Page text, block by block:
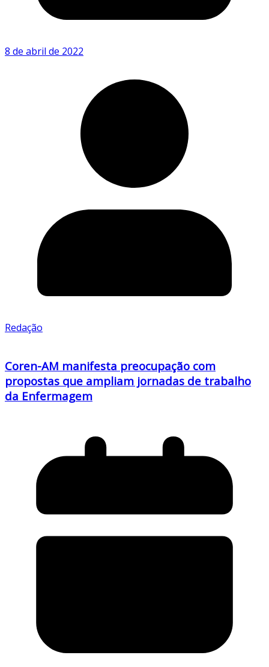
8 de abril de 2022
Redação
Coren-AM manifesta preocupação com
propostas que ampliam jornadas de trabalho
da Enfermagem